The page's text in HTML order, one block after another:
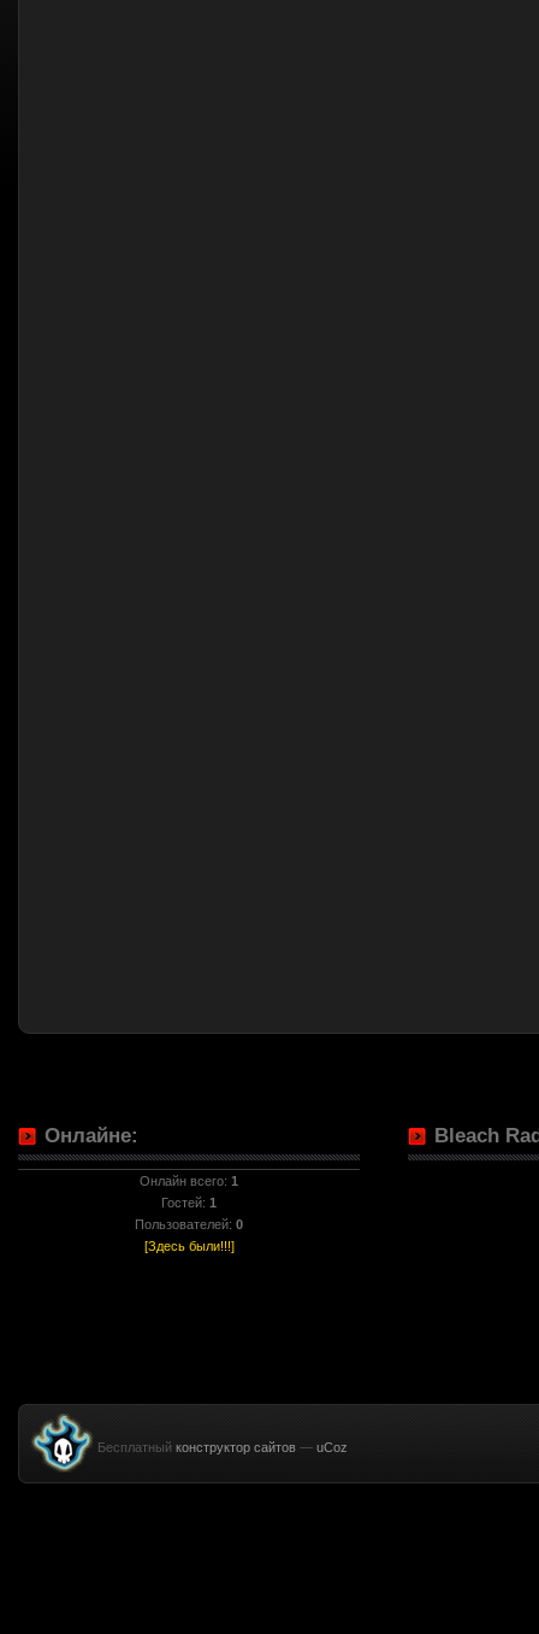
Онлайне:
Онлайн всего: 1
Гостей: 1
Пользователей: 0
[Здесь были!!!]
Bleach
Бесплатный конструктор сайтов — uCoz